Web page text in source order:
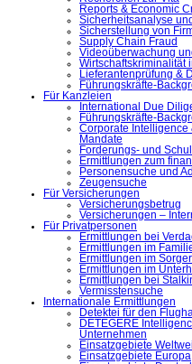
Reports & Economic
Sicherheitsanalyse
Sicherstellung von
Supply Chain Fraud
Videoüberwachung
Wirtschaftskriminalität
Lieferantenprüfung &
Führungskräfte-
Für Kanzleien
International Due
Führungskräfte-
Corporate Intelligence
Mandate
Forderungs- und
Ermittlungen zum
Personensuche und
Zeugensuche
Für Versicherungen
Versicherungsbetrug
Versicherungen –
Für Privatpersonen
Ermittlungen bei
Ermittlungen im
Ermittlungen im
Ermittlungen im
Ermittlungen bei
Vermisstensuche
Internationale Ermittlungen
Detektei für den
DETEGERE
Unternehmen
Einsatzgebiete
Einsatzgebiete Europa